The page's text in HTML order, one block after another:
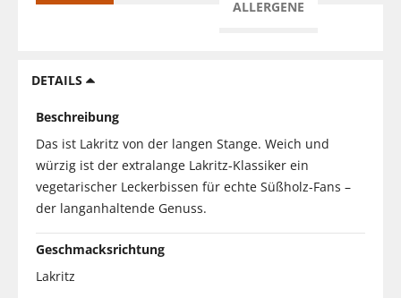
ALLERGENE
DETAILS
Beschreibung
Das ist Lakritz von der langen Stange. Weich und
würzig ist der extralange Lakritz-Klassiker ein
vegetarischer Leckerbissen für echte Süßholz-Fans –
der langanhaltende Genuss.
Geschmacksrichtung
Lakritz